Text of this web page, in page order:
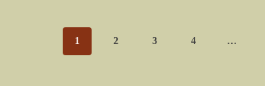
1 2 3 4 …